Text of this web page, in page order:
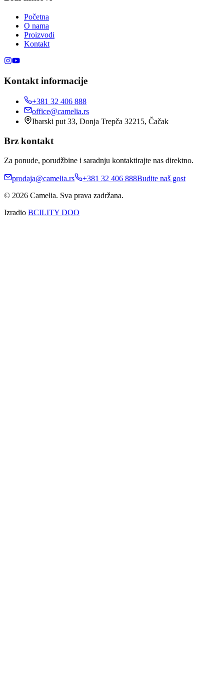
Početna
O nama
Proizvodi
Kontakt
Kontakt informacije
+381 32 406 888
office@camelia.rs
Ibarski put 33, Donja Trepča 32215, Čačak
Brz kontakt
Za ponude, porudžbine i saradnju kontaktirajte nas direktno.
prodaja@camelia.rs +381 32 406 888Budite naš gost
© 2026 Camelia. Sva prava zadržana.
Izradio BCILITY DOO